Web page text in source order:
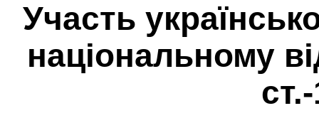
Участь
національному